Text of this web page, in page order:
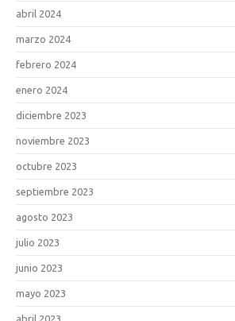
abril 2024
marzo 2024
febrero 2024
enero 2024
diciembre 2023
noviembre 2023
octubre 2023
septiembre 2023
agosto 2023
julio 2023
junio 2023
mayo 2023
abril 2023